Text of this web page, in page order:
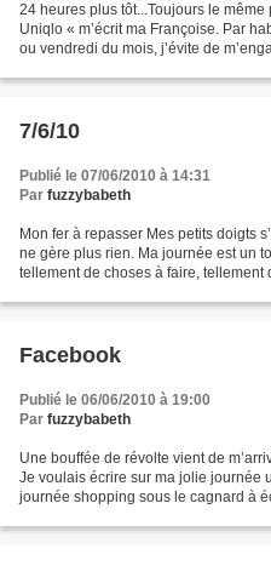
24 heures plus tôt...Toujours le
Uniqlo « m’écrit ma Françoise. Par
ou vendredi du mois, j’évite de
7/6/10
Publié le 07/06/2010 à 14:31
Par fuzzybabeth
Mon fer à repasser Mes petits doigts
ne gère plus rien. Ma journée est un
tellement de choses à faire, tellement
Facebook
Publié le 06/06/2010 à 19:00
Par fuzzybabeth
Une bouffée de révolte vient de
Je voulais écrire sur ma jolie journée
journée shopping sous le cagnard à